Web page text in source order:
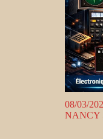
08/03/
NANCY